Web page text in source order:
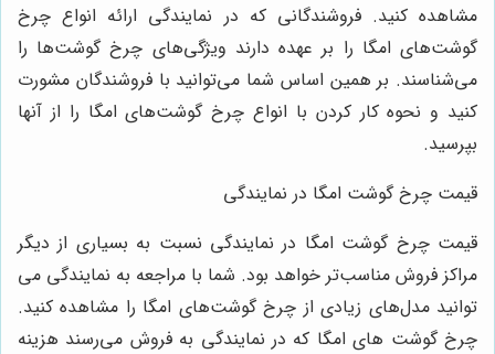
مشاهده کنید. فروشندگانی که در نمایندگی ارائه انواع چرخ
گوشت‌های امگا را بر عهده دارند ویژگی‌های چرخ گوشت‌ها را
می‌شناسند. بر همین اساس شما می‌توانید با فروشندگان مشورت
کنید و نحوه کار کردن با انواع چرخ گوشت‌های امگا را از آنها
بپرسید.
قیمت چرخ گوشت امگا در نمایندگی
قیمت چرخ گوشت امگا در نمایندگی نسبت به بسیاری از دیگر
مراکز فروش مناسب‌تر خواهد بود. شما با مراجعه به نمایندگی می‌
توانید مدل‌های زیادی از چرخ گوشت‌های امگا را مشاهده کنید.
چرخ گوشت‌ های امگا که در نمایندگی به فروش می‌رسند هزینه